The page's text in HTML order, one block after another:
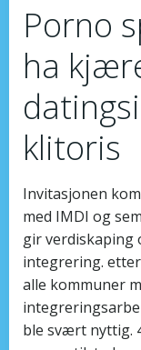
Porno
ha
klitoris
Invitasjonen
med IMDI og
gir verdiskaping
integrering.
alle kommuner
ble svært nyttig.